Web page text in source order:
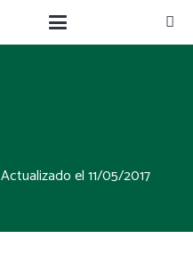
Actualizado el11/05/2017